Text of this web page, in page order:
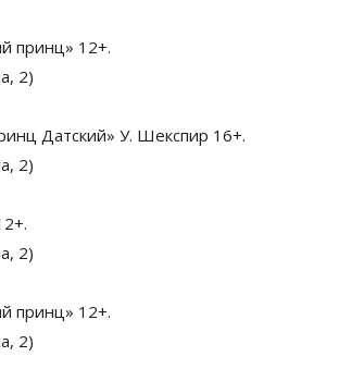
принц» 12+.
2)
Датский» У. Шекспир 16+.
2)
2)
принц» 12+.
2)